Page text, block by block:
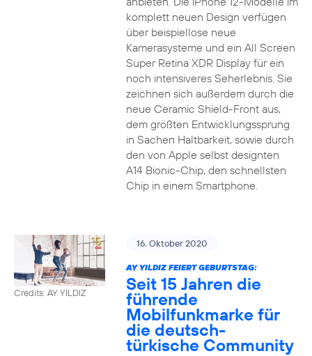
komplett neuen Design verfügen
über beispiellose neue
Kamerasysteme und ein All Screen
Super Retina XDR Display für ein
noch intensiveres Seherlebnis. Sie
zeichnen sich außerdem durch die
neue Ceramic Shield-Front aus,
dem größten Entwicklungssprung
in Sachen Haltbarkeit, sowie durch
den von Apple selbst designten
A14 Bionic-Chip, den schnellsten
Chip in einem Smartphone.
Credits: AY YILDIZ
16. Oktober 2020
AY YILDIZ FEIERT GEBURTSTAG:
Seit 15 Jahren die
führende
Mobilfunkmarke für
die deutsch-
türkische Community